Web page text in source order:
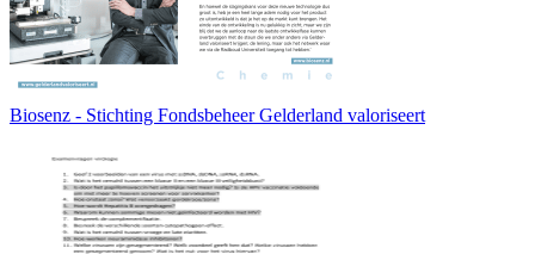
Biosenz - Stichting Fondsbeheer Gelderland valoriseert